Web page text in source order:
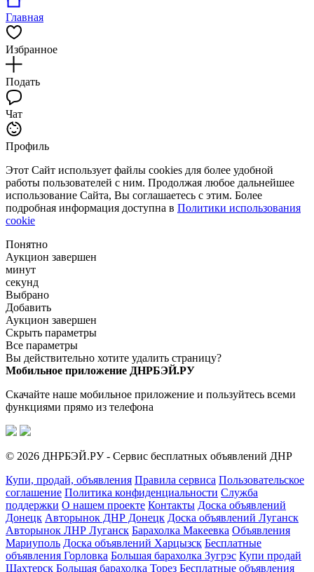
Главная
Избранное
Подать
Чат
Профиль
Этот Сайт использует файлы cookies для более удобной
работы пользователей с ним. Продолжая любое дальнейшее
использование Сайта, Вы соглашаетесь с этим. Более
подробная информация доступна в Политики использования
cookie
Понятно
Аукцион завершен
минут
секунд
Выбрано
Добавить
Аукцион завершен
Скрыть параметры
Все параметры
Вы действительно хотите удалить страницу?
Мобильное приложение ДНРБЭЙ.РУ
Скачайте наше мобильное приложение и пользуйтесь всеми
функциями прямо из телефона
© 2026 ДНРБЭЙ.РУ - Сервис бесплатных объявлений ДНР
Купи, продай, объявления Правила сервиса Пользовательское
соглашение Политика конфиденциальности Служба
поддержки О нашем проекте Контакты Доска объявлений
Донецк Авторынок ДНР Донецк Доска объявлений Луганск
Авторынок ЛНР Луганск Барахолка Макеевка Объявления
Мариуполь Доска объявлений Харцызск Бесплатные
объявления Горловка Большая барахолка Зугрэс Купи продай
Шахтерск Большая барахолка Торез Бесплатные объявления